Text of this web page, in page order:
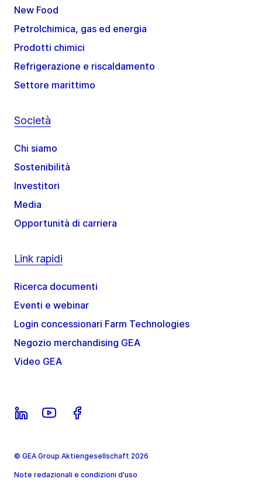
New Food
Petrolchimica, gas ed energia
Prodotti chimici
Refrigerazione e riscaldamento
Settore marittimo
Società
Chi siamo
Sostenibilità
Investitori
Media
Opportunità di carriera
Link rapidi
Ricerca documenti
Eventi e webinar
Login concessionari Farm Technologies
Negozio merchandising GEA
Video GEA
© GEA Group Aktiengesellschaft 2026
Note redazionali e condizioni d'uso